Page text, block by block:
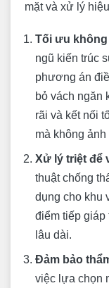
mặt và xử lý
Tối ưu không
ngũ kiến trúc
phương án
bỏ vách ngăn
rãi và kết nối
mà không
Xử lý triệt để
thuật chống
dụng cho khu
điểm tiếp giáp
lâu dài.
Đảm bảo
việc lựa chọn